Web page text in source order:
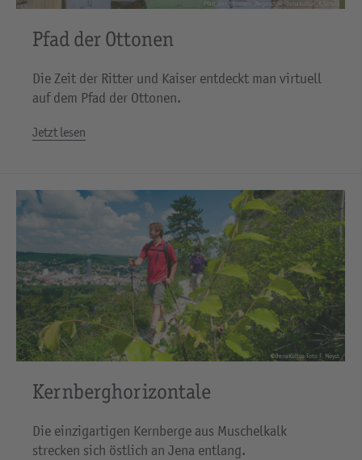
Pfad_der_Ottonen_Wegeschild_JenaKultur_K.Schulz
Pfad der Ottonen
Die Zeit der Ritter und Kaiser entdeckt man virtuell
auf dem Pfad der Ottonen.
Jetzt lesen
©JenaKultur Foto F. Meyst
Kernberghorizontale
Die einzigartigen Kernberge aus Muschelkalk
strecken sich östlich an Jena entlang.